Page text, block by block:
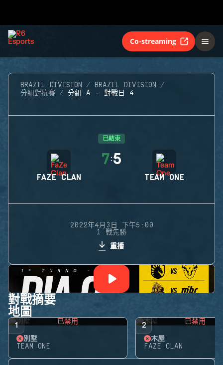
Co-streaming
BRAZIL DIVISION
BRAZIL DIVISION
分組對抗賽
分組 A - 對戰日 4
已結束
FAZE CLAN
7:5
TEAM ONE
2022年4月3日 下午5:00
1 戰先勝
重播
對戰摘要
地圖
1 已禁用
別墅
TEAM ONE
2 已禁用
木屋
FAZE CLAN